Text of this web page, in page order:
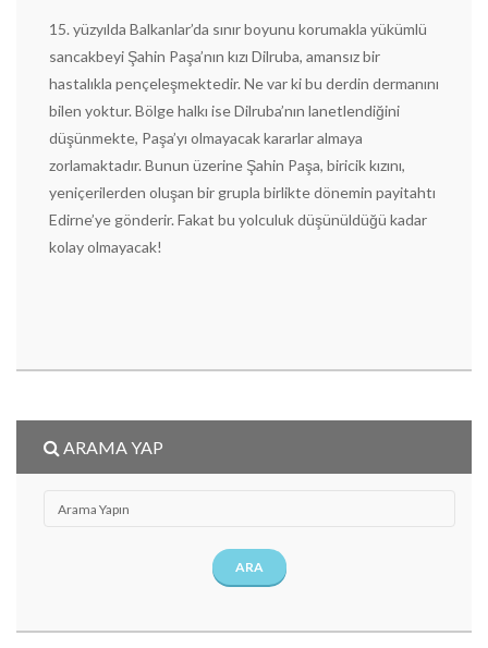
15. yüzyılda Balkanlar’da sınır boyunu korumakla yükümlü
sancakbeyi Şahin Paşa’nın kızı Dilruba, amansız bir
hastalıkla pençeleşmektedir. Ne var ki bu derdin dermanını
bilen yoktur. Bölge halkı ise Dilruba’nın lanetlendiğini
düşünmekte, Paşa’yı olmayacak kararlar almaya
zorlamaktadır. Bunun üzerine Şahin Paşa, biricik kızını,
yeniçerilerden oluşan bir grupla birlikte dönemin payitahtı
Edirne’ye gönderir. Fakat bu yolculuk düşünüldüğü kadar
kolay olmayacak!
ARAMA YAP
ARA